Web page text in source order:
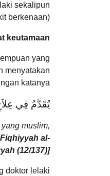
sekalipun
berkenaan).
keutamaan
yang
menyatakan
katanya :
يُقَدَّمُ فِي
muslim,
al-
(12/137)]
doktor lelaki